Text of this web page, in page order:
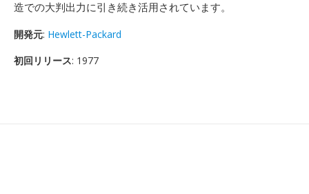
造での大判出力に引き続き活用されています。
開発元: Hewlett-Packard
初回リリース: 1977